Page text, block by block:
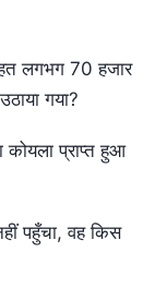
लगभग 70 हजार
गया?
प्राप्त हुआ
पहुँचा, वह किस